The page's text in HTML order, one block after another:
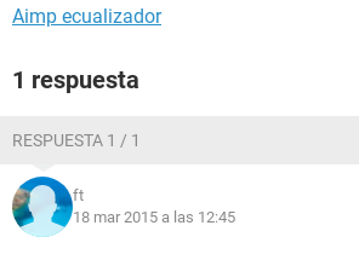
Aimp ecualizador
1 respuesta
RESPUESTA 1 / 1
ft
18 mar 2015 a las 12:45